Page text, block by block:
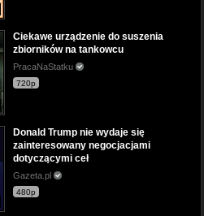
Ciekawe urządzenie do suszenia
zbiorników na tankowcu
PracaNaStatku
720p
Donald Trump nie wydaje się
zainteresowany negocjacjami
dotyczącymi ceł
Gazeta.pl
480p